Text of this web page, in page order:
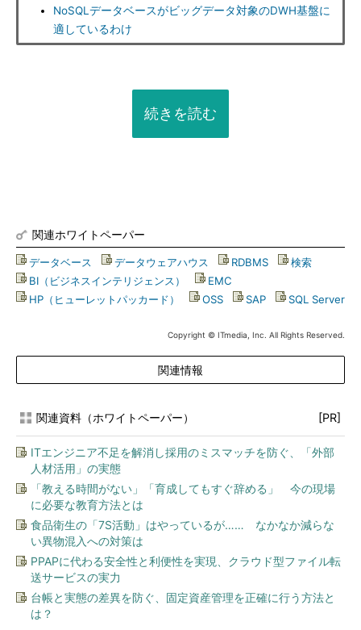
NoSQLデータベースがビッグデータ対象のDWH基盤に
適しているわけ
続きを読む
関連ホワイトペーパー
データベース データウェアハウス RDBMS 検索
BI（ビジネスインテリジェンス）
EMC
HP（ヒューレットパッカード）
OSS SAP SQL Server
Copyright © ITmedia, Inc. All Rights Reserved.
関連情報
関連資料（ホワイトペーパー） [PR]
ITエンジニア不足を解消し採用のミスマッチを防ぐ、「外部
人材活用」の実態
「教える時間がない」「育成してもすぐ辞める」 今の現場
に必要な教育方法とは
食品衛生の「7S活動」はやっているが…… なかなか減らな
い異物混入への対策は
PPAPに代わる安全性と利便性を実現、クラウド型ファイル転
送サービスの実力
台帳と実態の差異を防ぐ、固定資産管理を正確に行う方法と
は？